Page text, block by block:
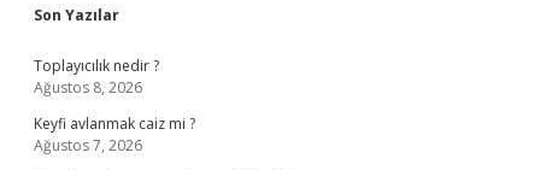
Sidebar
Son Yazılar
Toplayıcılık nedir ?
Ağustos 8, 2026
Keyfi avlanmak caiz mi ?
Ağustos 7, 2026